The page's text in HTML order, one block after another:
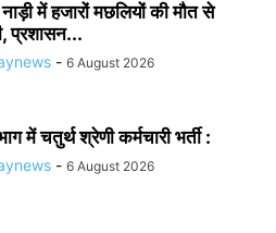
में हजारों मछलियों की मौत से
प्रशासन...
- 6 August 2026
में चतुर्थ श्रेणी कर्मचारी भर्ती :
- 6 August 2026